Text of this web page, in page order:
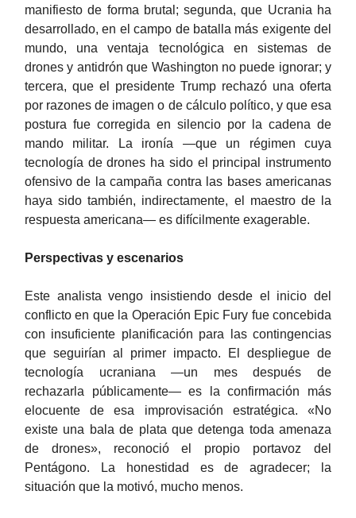
manifiesto de forma brutal; segunda, que Ucrania ha
desarrollado, en el campo de batalla más exigente del
mundo, una ventaja tecnológica en sistemas de
drones y antidrón que Washington no puede ignorar; y
tercera, que el presidente Trump rechazó una oferta
por razones de imagen o de cálculo político, y que esa
postura fue corregida en silencio por la cadena de
mando militar. La ironía —que un régimen cuya
tecnología de drones ha sido el principal instrumento
ofensivo de la campaña contra las bases americanas
haya sido también, indirectamente, el maestro de la
respuesta americana— es difícilmente exagerable.
Perspectivas y escenarios
Este analista vengo insistiendo desde el inicio del
conflicto en que la Operación Epic Fury fue concebida
con insuficiente planificación para las contingencias
que seguirían al primer impacto. El despliegue de
tecnología ucraniana —un mes después de
rechazarla públicamente— es la confirmación más
elocuente de esa improvisación estratégica. «No
existe una bala de plata que detenga toda amenaza
de drones», reconoció el propio portavoz del
Pentágono. La honestidad es de agradecer; la
situación que la motivó, mucho menos.